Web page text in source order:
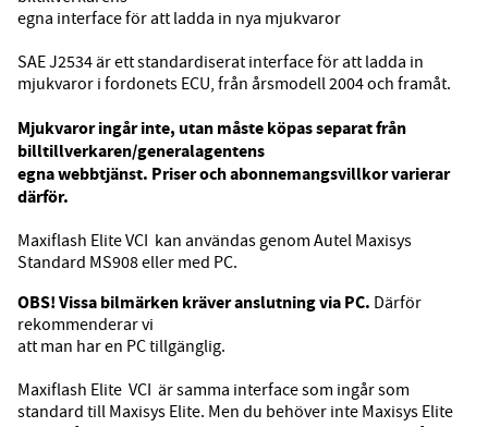
egna interface för att ladda in nya mjukvaror
SAE J2534 är ett standardiserat interface för att ladda in
mjukvaror i fordonets ECU, från årsmodell 2004 och framåt.
Mjukvaror ingår inte, utan måste köpas separat från
billtillverkaren/generalagentens
egna webbtjänst. Priser och abonnemangsvillkor varierar
därför.
Maxiflash Elite VCI kan användas genom Autel Maxisys
Standard MS908 eller med PC.
OBS! Vissa bilmärken kräver anslutning via PC. Därför
rekommenderar vi
att man har en PC tillgänglig.
Maxiflash Elite VCI är samma interface som ingår som
standard till Maxisys Elite. Men du behöver inte Maxisys Elite